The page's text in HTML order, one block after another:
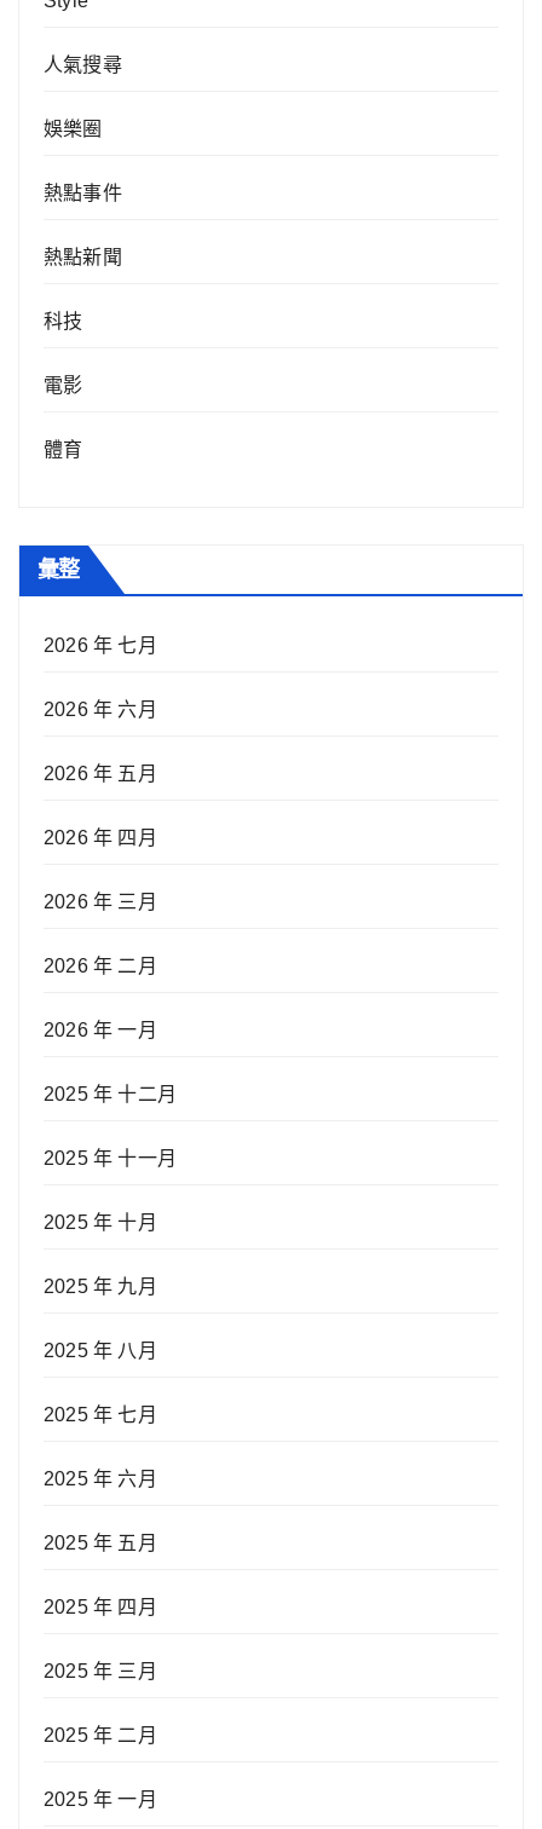
人氣搜尋
娛樂圈
熱點事件
熱點新聞
科技
電影
體育
彙整
2026 年 七月
2026 年 六月
2026 年 五月
2026 年 四月
2026 年 三月
2026 年 二月
2026 年 一月
2025 年 十二月
2025 年 十一月
2025 年 十月
2025 年 九月
2025 年 八月
2025 年 七月
2025 年 六月
2025 年 五月
2025 年 四月
2025 年 三月
2025 年 二月
2025 年 一月